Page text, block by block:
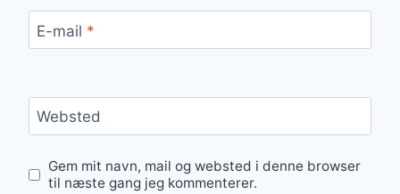
E-mail *
Websted
Gem mit navn, mail og websted i denne browser
til næste gang jeg kommenterer.